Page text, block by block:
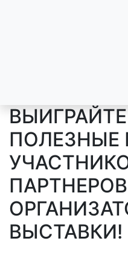
ПОЛЕЗНЫЕ
ВЫСТАВКИ!